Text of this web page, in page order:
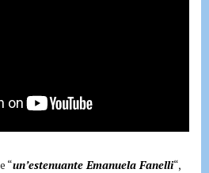
“un’estenuante Emanuela Fanelli“,